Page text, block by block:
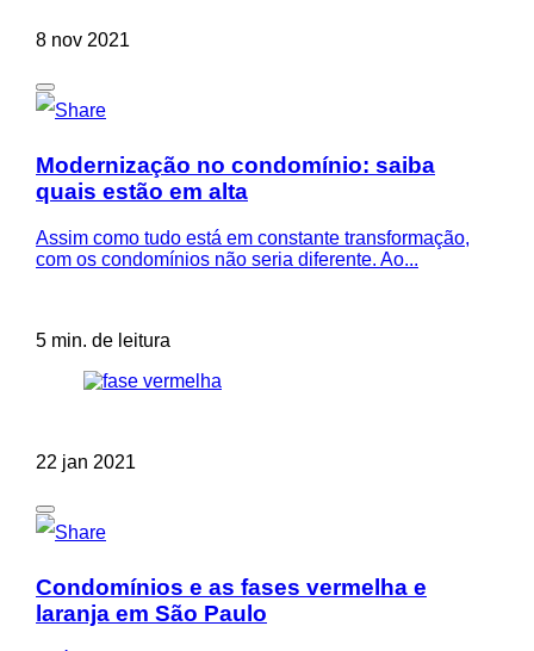
8 nov 2021
Modernização no condomínio: saiba
quais estão em alta
Assim como tudo está em constante transformação,
com os condomínios não seria diferente. Ao...
5 min. de leitura
22 jan 2021
Condomínios e as fases vermelha e
laranja em São Paulo